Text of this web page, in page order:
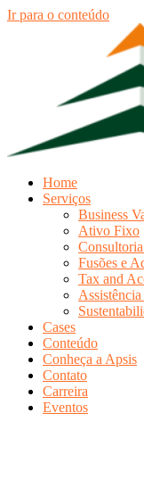
Ir para o conteúdo
Home
Serviços
Business
Ativo Fixo
Fusões e
Tax and
Cases
Conteúdo
Conheça a Apsis
Contato
Carreira
Eventos